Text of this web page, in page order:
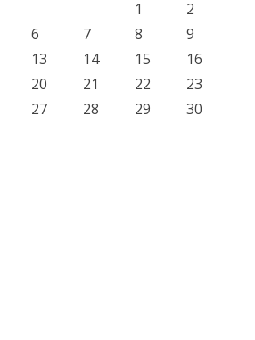
1
2
6 7 8
9
13 14 15
16
20 21 22
23
27 28 29
30